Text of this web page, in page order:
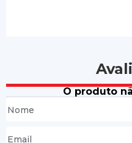
O produto